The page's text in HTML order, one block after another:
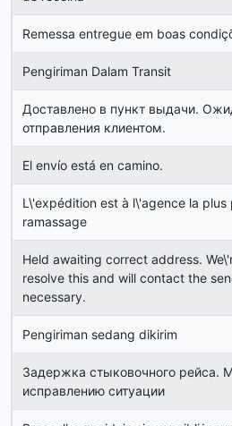
Remessa entregue em boas
Pengiriman Dalam Transit
Доставлено в пункт выдачи.
отправления клиентом.
El envío está en camino.
L\'expédition est à l\'agence la
ramassage
Held awaiting correct address.
resolve this and will contact the
necessary.
Pengiriman sedang dikirim
Задержка стыковочного
исправлению ситуации